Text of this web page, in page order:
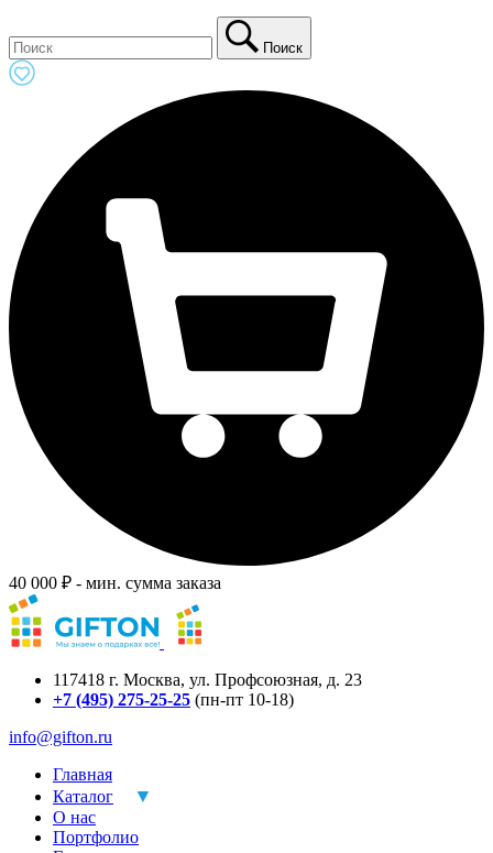
Поиск
40 000 ₽ - мин. сумма заказа
117418 г. Москва, ул. Профсоюзная, д. 23
+7 (495) 275-25-25 (пн-пт 10-18)
info@gifton.ru
Главная
Каталог
О нас
Портфолио